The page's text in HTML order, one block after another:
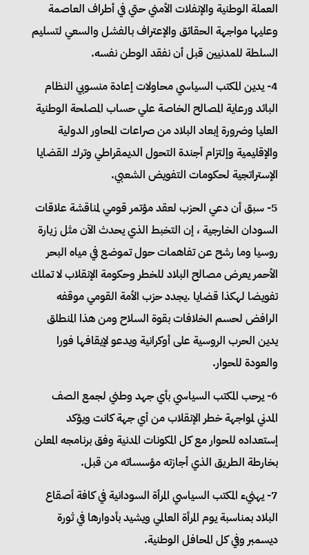
العملة الوطنية والإنفلات الأمني حتي في أطراف العاصمة
وعليها مواجهة الحقائق والإعتراف بالفشل والسعي لتسليم
السلطة للمدنيين قبل أن نفقد الوطن نفسه.
4- يدين المكتب السياسي محاولات إعادة منسوبي النظام
البائد ورعاية المصالح الخاصة علي حساب المصلحة الوطنية
العليا وضرورة إبعاد البلاد من صراعات المحاور الدولية
والإقليمية وإلتزام أجندة التحول الديمقراطي وترك القضايا
الإستراتجية لحكومات التفويض الشعبي.
5- سبق أن دعي الحزب لعقد مؤتمر قومي لمناقشة علاقات
السودان الخارجية ، إن التخبط الذي يحدث الآن مثل زيارة
روسيا وما رشح عن تفاهمات حول تموضع في مياه البحر
الأحمر يعرض مصالح البلاد للخطر وحكومة الإنقلاب لا تملك
تفويضا لهكذا قضايا .يجدد حزب الأمة القومي موقفه
الرافض لحسم الخلافات بقوة السلاح ومن هذا المنطلق
يدين الحرب الروسية على أوكرانية ويدعو لإيقافها فورا
والعودة للحوار.
6- يرحب المكتب السياسي بأي جهد وطني لجمع الصف
المدني لمواجهة خطر الإنقلاب من أي جهة كانت ويؤكد
إستعداده للحوار مع كل المكونات المدنية وفق برنامجه المعلن
بخارطة الطريق الذي أجازته مؤسساته من قبل.
7- يهنيء المكتب السياسي المرأة السودانية في كافة أصقاع
البلاد بمناسبة يوم المرأة العالمي ويشيد بأدوارها في ثورة
ديسمبر وفي كل المحافل الوطنية.